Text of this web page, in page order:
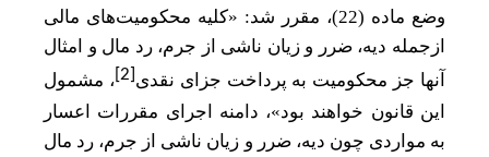
وضع ماده (22)، مقرر شد: «کلیه محکومیت‌های مالی
از‌جمله دیه، ضرر و زیان ناشی از جرم، رد مال و امثال
آنها جز محکومیت به پرداخت جزای نقدی[2]، مشمول
این قانون خواهند بود»، دامنه اجرای مقررات اعسار
به مواردی چون دیه، ضرر و زیان ناشی از جرم، رد مال